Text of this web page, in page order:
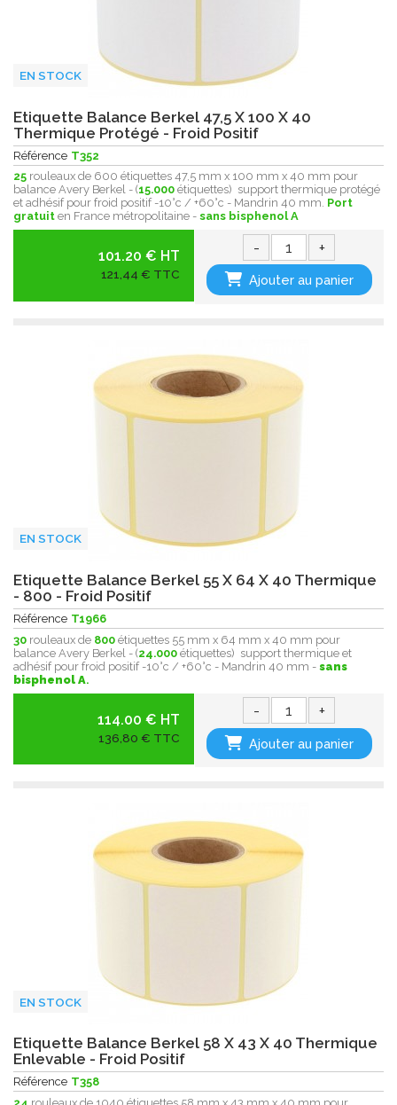
EN STOCK
Etiquette Balance Berkel 47,5 X 100 X 40
Thermique Protégé - Froid Positif
Référence T352
25 rouleaux de 600 étiquettes 47,5 mm x 100 mm x 40 mm pour
balance Avery Berkel - (15.000 étiquettes) support thermique protégé
et adhésif pour froid positif -10°c / +60°c - Mandrin 40 mm. Port
gratuit en France métropolitaine - sans bisphenol A
101.20 € HT
121,44 € TTC
- +
Ajouter au panier
EN STOCK
Etiquette Balance Berkel 55 X 64 X 40 Thermique
- 800 - Froid Positif
Référence T1966
30 rouleaux de 800 étiquettes 55 mm x 64 mm x 40 mm pour
balance Avery Berkel - (24.000 étiquettes) support thermique et
adhésif pour froid positif -10°c / +60°c - Mandrin 40 mm - sans
bisphenol A.
114.00 € HT
136,80 € TTC
- +
Ajouter au panier
EN STOCK
Etiquette Balance Berkel 58 X 43 X 40 Thermique
Enlevable - Froid Positif
Référence T358